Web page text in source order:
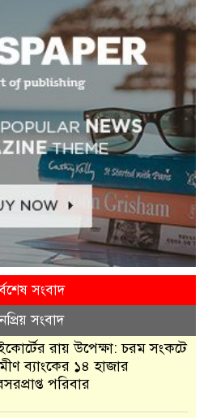
সংবাদ
সংবাদ
রায় উপেক্ষা: চরম সংকটে
ব্যাংকের ১৪ হাজার
পরিবার